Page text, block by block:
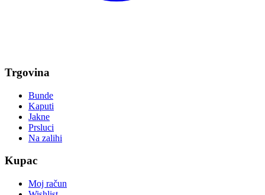
Trgovina
Bunde
Kaputi
Jakne
Prsluci
Na zalihi
Kupac
Moj račun